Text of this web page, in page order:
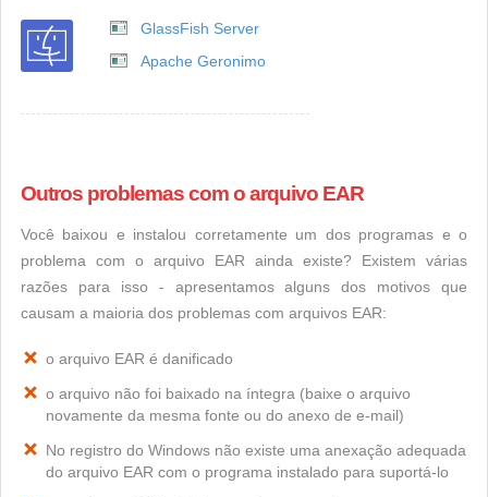
GlassFish Server
Apache Geronimo
Outros problemas com o arquivo EAR
Você baixou e instalou corretamente um dos programas e o
problema com o arquivo EAR ainda existe? Existem várias
razões para isso - apresentamos alguns dos motivos que
causam a maioria dos problemas com arquivos EAR:
o arquivo EAR é danificado
o arquivo não foi baixado na íntegra (baixe o arquivo
novamente da mesma fonte ou do anexo de e-mail)
No registro do Windows não existe uma anexação adequada
do arquivo EAR com o programa instalado para suportá-lo